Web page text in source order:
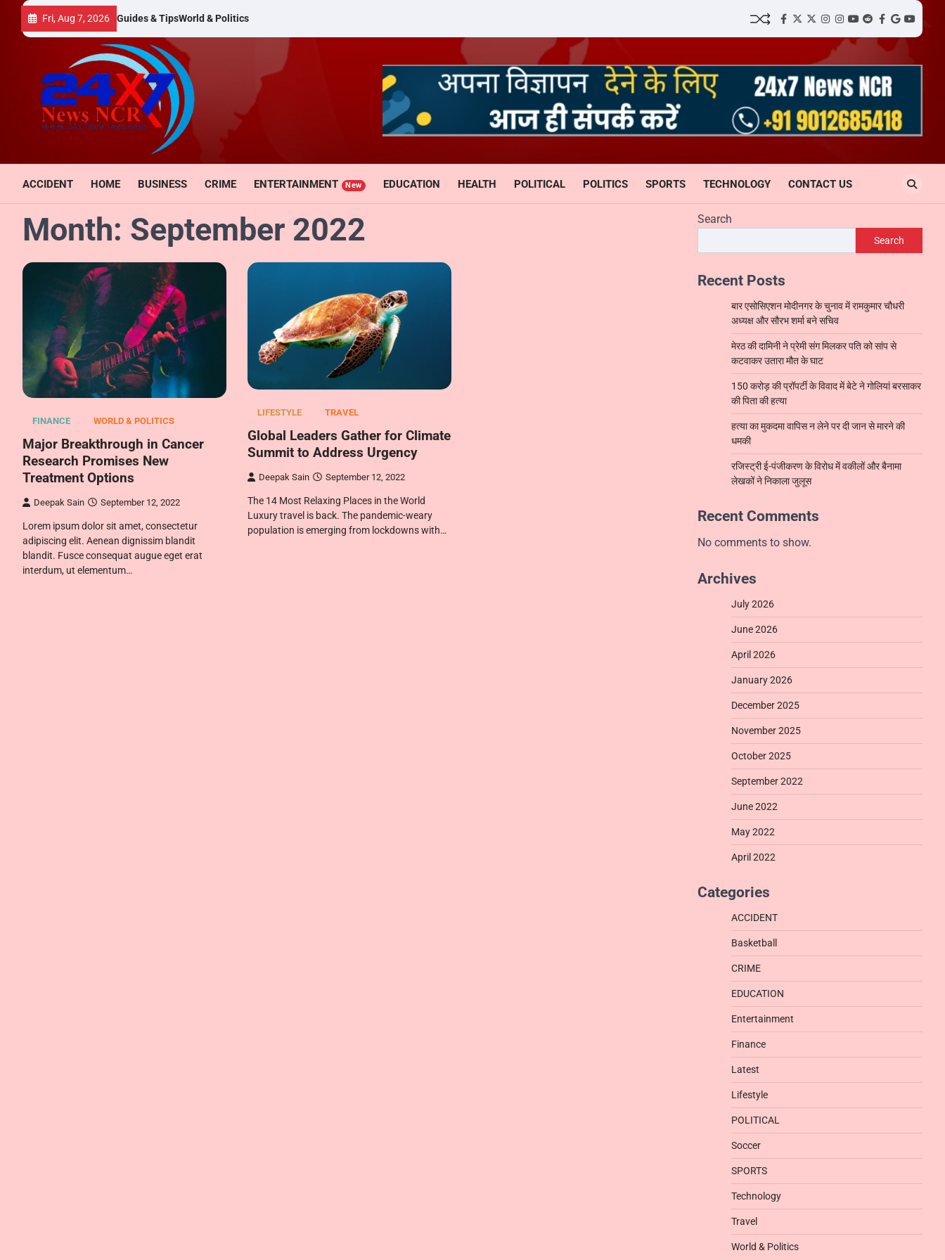
content
Fri, Aug 7, 2026 Guides & TipsWorld & Politics
facebook
Twitter
twitterInstagram
instagram
YouTube
redditFacebook
googleyoutube
ACCIDENT HOME BUSINESS CRIME ENTERTAINMENT New EDUCATION HEALTH POLITICAL POLITICS SPORTS TECHNOLOGY CONTACT US
Month: September 2022
FINANCE WORLD & POLITICS
Major Breakthrough in Cancer
Research Promises New
Treatment Options
Deepak Sain September 12, 2022
Lorem ipsum dolor sit amet, consectetur
adipiscing elit. Aenean dignissim blandit
blandit. Fusce consequat augue eget erat
interdum, ut elementum…
LIFESTYLE TRAVEL
Global Leaders Gather for Climate
Summit to Address Urgency
Deepak Sain September 12, 2022
The 14 Most Relaxing Places in the World
Luxury travel is back. The pandemic-weary
population is emerging from lockdowns with…
Search
Search
Recent Posts
बार एसोसिएशन मोदीनगर के चुनाव में रामकुमार चौधरी
अध्यक्ष और सौरभ शर्मा बने सचिव
मेरठ की दामिनी ने प्रेमी संग मिलकर पति को सांप से
कटवाकर उतारा मौत के घाट
150 करोड़ की प्रॉपर्टी के विवाद में बेटे ने गोलियां बरसाकर
की पिता की हत्या
हत्या का मुकदमा वापिस न लेने पर दी जान से मारने की
धमकी
रजिस्ट्री ई-पंजीकरण के विरोध में वकीलों और बैनामा
लेखकों ने निकाला जुलूस
Recent Comments
No comments to show.
Archives
July 2026
June 2026
April 2026
January 2026
December 2025
November 2025
October 2025
September 2022
June 2022
May 2022
April 2022
Categories
ACCIDENT
Basketball
CRIME
EDUCATION
Entertainment
Finance
Latest
Lifestyle
POLITICAL
Soccer
SPORTS
Technology
Travel
World & Politics